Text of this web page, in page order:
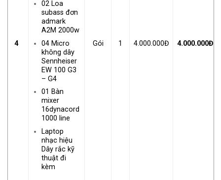
4
02 Loa
subass đơn
admark
A2M 2000w
04 Micro
không dây
Sennheiser
EW 100 G3
– G4
01 Bàn
mixer
16dynacord
1000 line
Laptop
nhạc hiệu
Dây rắc kỹ
thuật đi
kèm
Gói 1 4.000.000Đ 4.000.000Đ